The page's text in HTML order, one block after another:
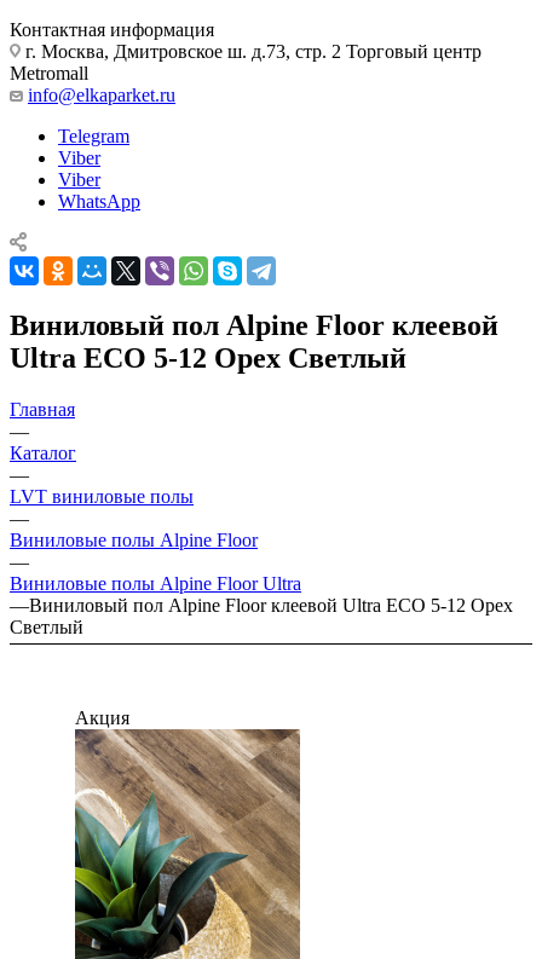
Контактная информация
г. Москва, Дмитровское ш. д.73, стр. 2 Торговый центр
Metromall
info@elkaparket.ru
Telegram
Viber
Viber
WhatsApp
Виниловый пол Alpine Floor клеевой
Ultra ЕСО 5-12 Орех Светлый
Главная
—
Каталог
—
LVT виниловые полы
—
Виниловые полы Alpine Floor
—
Виниловые полы Alpine Floor Ultra
—Виниловый пол Alpine Floor клеевой Ultra ЕСО 5-12 Орех
Светлый
Акция